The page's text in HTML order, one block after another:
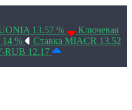
13.57 %
Ключевая
14 %
Ставка MIACR 13.52
RUB 12.17